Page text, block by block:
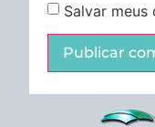
Salvar